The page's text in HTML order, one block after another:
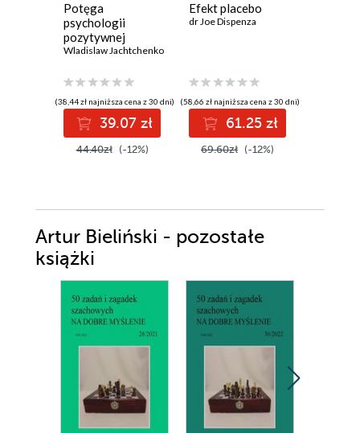
Potęga
psychologii
pozytywnej
Wladislaw Jachtchenko
(38,44 zł najniższa cena z 30 dni)
39.07 zł
44.40zł (-12%)
Efekt placebo
dr Joe Dispenza
(58,66 zł najniższa cena z 30 dni)
61.25 zł
69.60zł (-12%)
Artur Bieliński - pozostałe
książki